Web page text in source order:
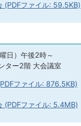
(PDFファイル: 59.5KB)
日）午後2時～
ター2階 大会議室
ファイル: 876.5KB)
(PDFファイル: 5.4MB)